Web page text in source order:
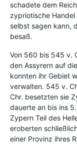
schadete dem
zypriotische
selbst sagen kann,
besaß.
Von 560 bis 545 v.
den Assyrern auf
konnten ihr Gebiet
verwalten. 545 v.
Chr. besetzten sie
dauerte an bis ins
Zypern Teil des
eroberten
einer Provinz ihres